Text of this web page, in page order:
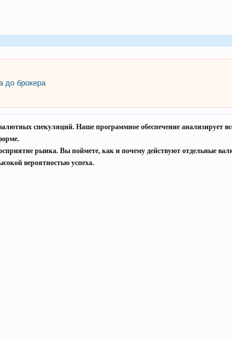
до брокера
спекуляций. Наше программное обеспечение анализирует
рынка. Вы поймете, как и почему действуют отдельные
вероятностью успеха.